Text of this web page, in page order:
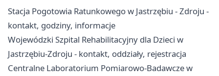
Stacja Pogotowia Ratunkowego w Jastrzębiu - Zdroju -
kontakt, godziny, informacje
Wojewódzki Szpital Rehabilitacyjny dla Dzieci w
Jastrzębiu-Zdroju - kontakt, oddziały, rejestracja
Centralne Laboratorium Pomiarowo-Badawcze w